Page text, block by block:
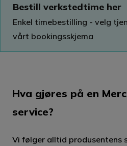
Bestill verkstedtime her
Enkel timebestilling - velg
vårt bookingsskjema
Hva gjøres på en
service?
Vi følger alltid produsentens